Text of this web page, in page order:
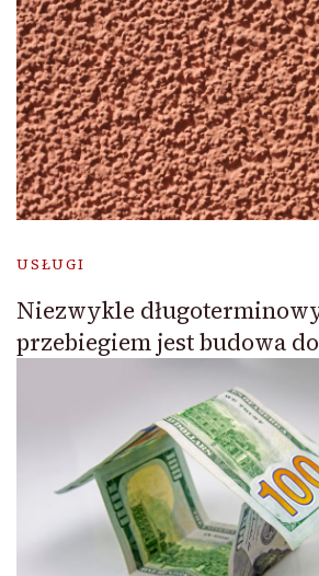
USŁUGI
Niezwykle
przebiegiem jest budowa